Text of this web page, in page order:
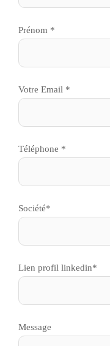
Prénom *
Votre Email *
Téléphone *
Société*
Lien profil linkedin*
Message